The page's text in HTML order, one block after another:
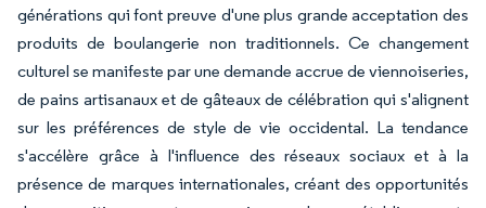
générations qui font preuve d'une plus grande acceptation des
produits de boulangerie non traditionnels. Ce changement
culturel se manifeste par une demande accrue de viennoiseries,
de pains artisanaux et de gâteaux de célébration qui s'alignent
sur les préférences de style de vie occidental. La tendance
s'accélère grâce à l'influence des réseaux sociaux et à la
présence de marques internationales, créant des opportunités